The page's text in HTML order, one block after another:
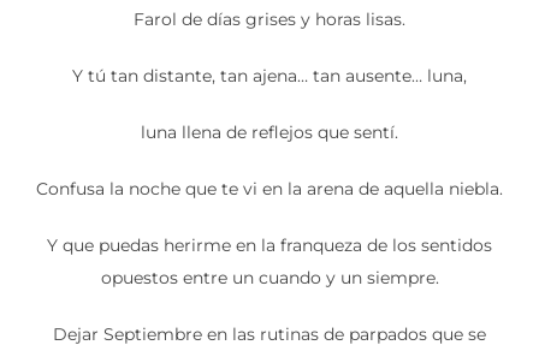
Farol de días grises y horas lisas.
Y tú tan distante, tan ajena… tan ausente… luna,
luna llena de reflejos que sentí.
Confusa la noche que te vi en la arena de aquella niebla.
Y que puedas herirme en la franqueza de los sentidos
opuestos entre un cuando y un siempre.
Dejar Septiembre en las rutinas de parpados que se